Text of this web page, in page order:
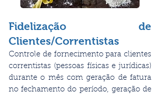
Fidelização de
Clientes/Correntistas
Controle de fornecimento para clientes
correntistas (pessoas físicas e jurídicas)
durante o mês com geração de fatura
no fechamento do período, geração de